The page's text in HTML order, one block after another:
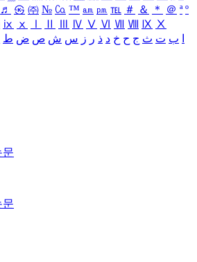
♬ ㉿ ㈜ № ㏇ ™ ㏂ ㏘ ℡ ＃ ＆ ＊ ＠ ª º
ⅸ ⅹ Ⅳ Ⅴ Ⅵ Ⅶ Ⅷ Ⅸ Ⅹ
ب ت ث ج ح خ د ذ ر ز س ش ص ض ط
문
문